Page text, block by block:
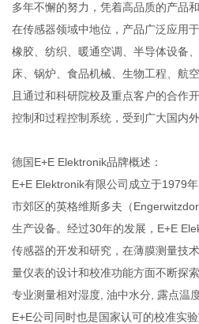
多年不懈的努力，凭着高品质的产品
在传感器领域中地位，产品广泛应用
橡胶、纺织、暖通空调、半导体设备
床、锅炉、食品机械、生物工程、航
且通过和科研院校及重点客户的合作
控制和过程控制系统，受到广大国内
德国E+E Elektronik品牌概述：
E+E Elektronik有限公司成立于1979
市郊区的英格维斯多夫（
生产设备。经过30年的发展，E+E
传感器的开发和研究，在薄膜测量技
量仪表的设计和校准功能方面不断探
专业测量相对湿度, 油中水分, 露点温
E+E公司同时也是国家认可的校准实